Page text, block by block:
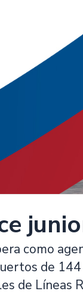
como
de
de Líneas